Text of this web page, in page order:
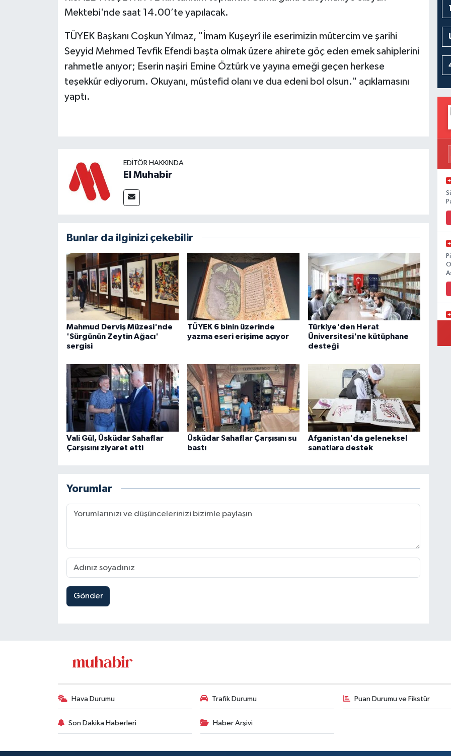
Mektebi'nde saat 14.00’te yapılacak.
TÜYEK Başkanı Coşkun Yılmaz, "İmam Kuşeyrî ile eserimizin mütercim ve şarihi
Seyyid Mehmed Tevfik Efendi başta olmak üzere ahirete göç eden emek sahiplerini
rahmetle anıyor; Eserin naşiri Emine Öztürk ve yayına emeği geçen herkese
teşekkür ediyorum. Okuyanı, müstefid olanı ve dua edeni bol olsun." açıklamasını
yaptı.
EDITÖR HAKKINDA
El Muhabir
Bunlar da ilginizi çekebilir
Mahmud Derviş Müzesi'nde
'Sürgünün Zeytin Ağacı'
sergisi
TÜYEK 6 binin üzerinde
yazma eseri erişime açıyor
Türkiye'den Herat
Üniversitesi'ne kütüphane
desteği
Vali Gül, Üsküdar Sahaflar
Çarşısını ziyaret etti
Üsküdar Sahaflar Çarşısını su
bastı
Afganistan'da geleneksel
sanatlara destek
Yorumlar
Gönder
Hava Durumu Trafik Durumu Puan Durumu ve Fikstür
Son Dakika Haberleri Haber Arşivi